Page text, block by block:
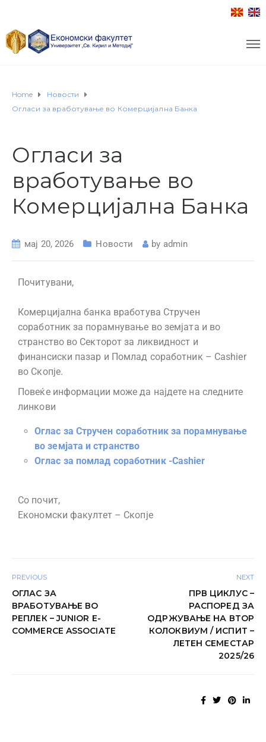
Home
Новости
Огласи за вработување во Комерцијална Банка
Огласи за
вработување во
Комерцијална Банка
мај 20, 2026 Новости by admin
Почитувани,
Комерцијална банка вработува Стручен
соработник за порамнување во земјата и во
странство во Секторот за ликвидност и
финансиски пазар и Помлад соработник – Cashier
во Скопје.
Повеќе информации може да најдете на следните
линкови
Оглас за Стручен соработник за порамнување
во земјата и странство
Оглас за помлад соработник -Cashier
Со почит,
Економски факултет – Скопје
PREVIOUS
ОГЛАС ЗА
ВРАБОТУВАЊЕ ВО
РЕПЛЕК – JUNIOR E-
COMMERCE ASSOCIATE
NEXT
ПРВ ЦИКЛУС –
РАСПОРЕД ЗА
ОДРЖУВАЊЕ НА ВТОР
КОЛОКВИУМ / ИСПИТ –
ЛЕТЕН СЕМЕСТАР
2025/26